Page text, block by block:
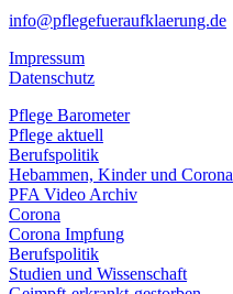
info@pflegefueraufklaerung.de
Impressum
Datenschutz
Pflege Barometer
Pflege aktuell
Berufspolitik
Hebammen, Kinder und Corona
PFA Video Archiv
Corona
Corona Impfung
Berufspolitik
Studien und Wissenschaft